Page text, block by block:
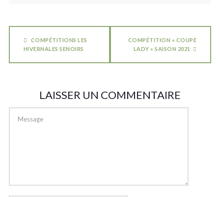
COMPÉTITIONS LES
HIVERNALES SENOIRS
COMPÉTITION « COUPE
LADY » SAISON 2021
LAISSER UN COMMENTAIRE